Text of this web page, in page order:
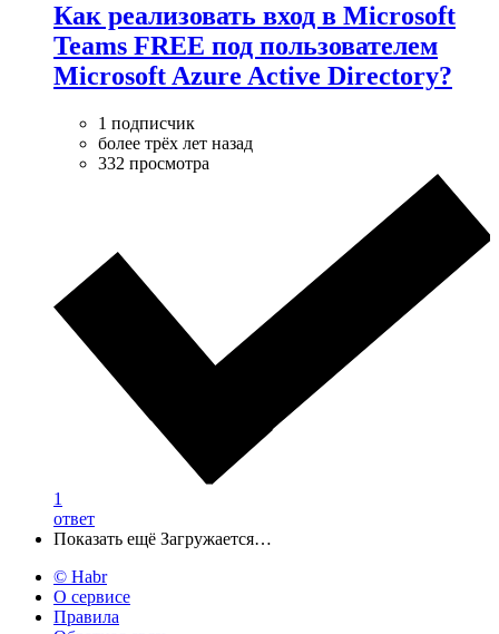
Как реализовать вход в Microsoft
Teams FREE под пользователем
Microsoft Azure Active Directory?
1 подписчик
более трёх лет назад
332 просмотра
1
ответ
Показать ещё Загружается…
© Habr
О сервисе
Правила